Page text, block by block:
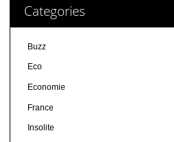
Categories
Buzz
Eco
Economie
France
Insolite